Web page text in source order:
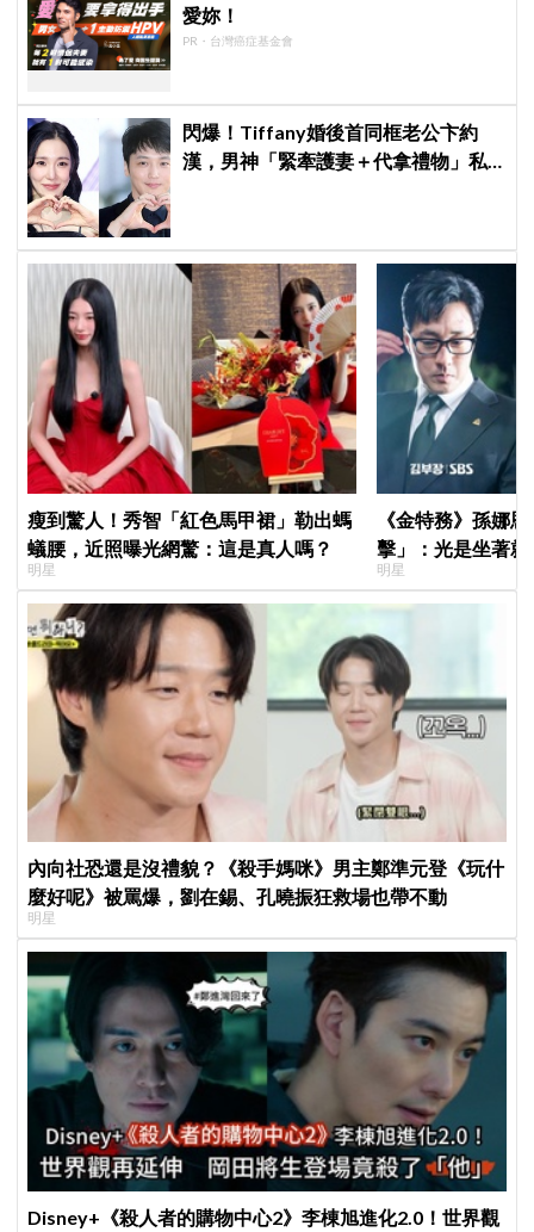
愛妳！
PR・台灣癌症基金會
閃爆！Tiffany婚後首同框老公卞約
漢，男神「緊牽護妻＋代拿禮物」私
瘦到驚人！秀智「紅色馬甲裙」勒出螞
蟻腰，近照曝光網驚：這是真人嗎？
明星
《金特務》孫娜
擊」：光是坐著
明星
內向社恐還是沒禮貌？《殺手媽咪》男主鄭準元登《玩什
麼好呢》被罵爆，劉在錫、孔曉振狂救場也帶不動
明星
Disney+《殺人者的購物中心2》李棟旭進化2.0！世界觀